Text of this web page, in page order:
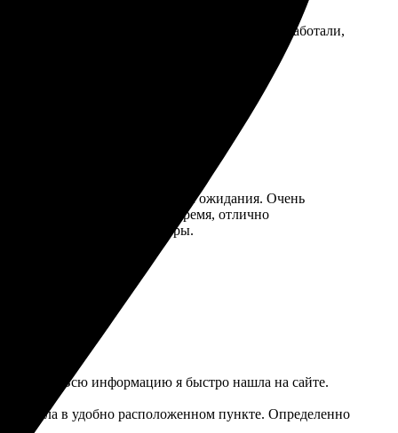
можно выбрать любое. Заказ быстро обработали,
довольна!
холсте, и результат превзошёл ожидания. Очень
Получила холст вовремя, отлично
качественные фотосувениры.
удивила. Всю информацию я быстро нашла на сайте.
забрала в удобно расположенном пункте. Определенно